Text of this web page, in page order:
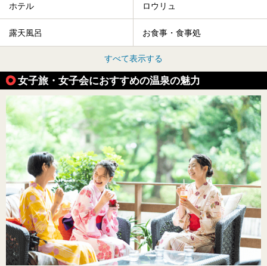
ホテル ロウリュ
露天風呂 お食事・食事処
すべて表示する
女子旅・女子会におすすめの温泉の魅力